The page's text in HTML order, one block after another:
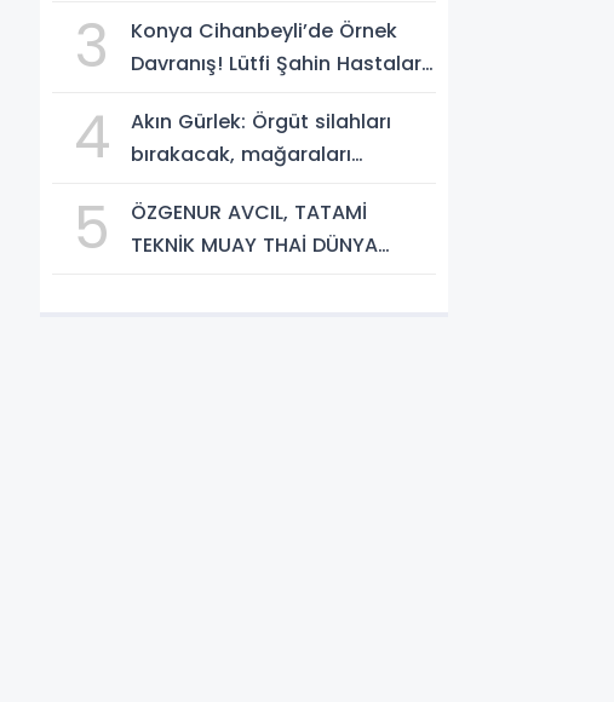
3
Konya Cihanbeyli’de Örnek
Davranış! Lütfi Şahin Hastalara
4
Akın Gürlek: Örgüt silahları
bırakacak, mağaraları
5
ÖZGENUR AVCIL, TATAMİ
TEKNİK MUAY THAİ DÜNYA